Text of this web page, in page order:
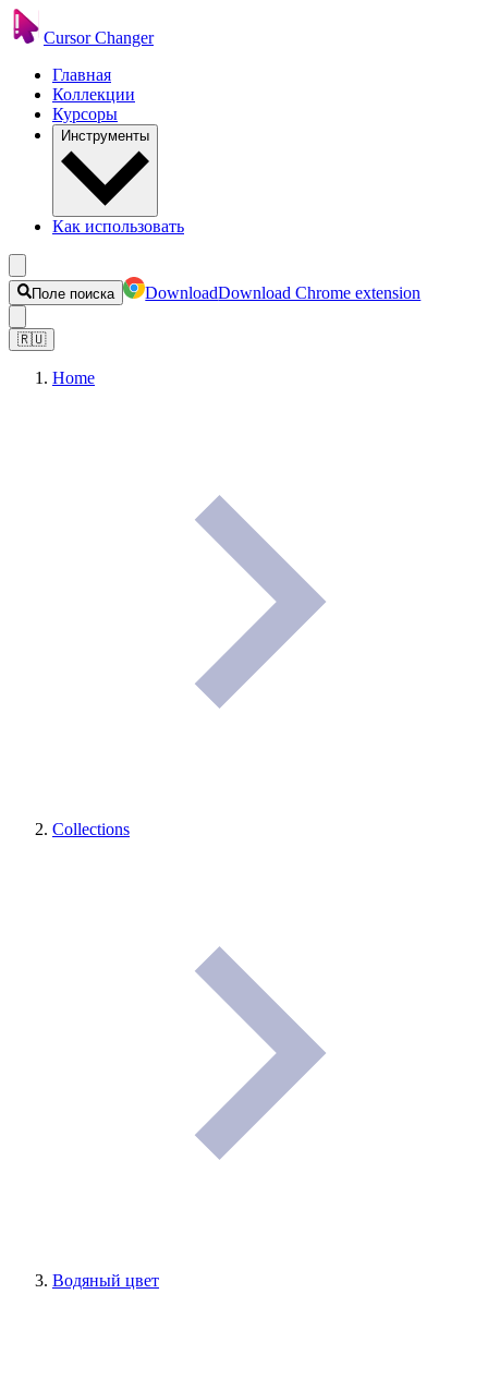
Cursor Changer
Главная
Коллекции
Курсоры
Инструменты
Как использовать
Поле поиска DownloadDownload Chrome extension
🇷🇺
Home
Collections
Водяный цвет